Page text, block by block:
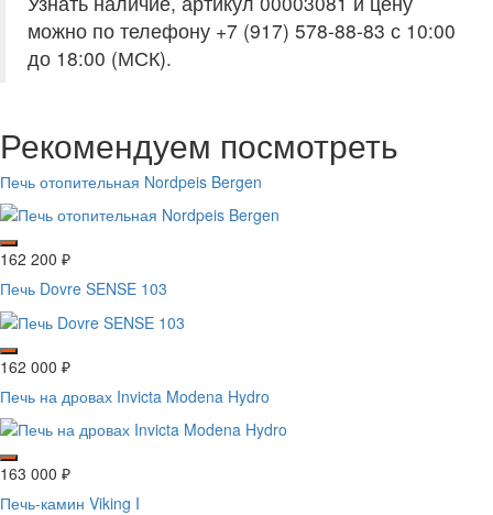
можно по телефону +7 (917) 578-88-83 с 10:00
до 18:00 (МСК).
Рекомендуем посмотреть
Печь отопительная Nordpeis Bergen
162 200 ₽
Печь Dovre SENSE 103
162 000 ₽
Печь на дровах Invicta Modena Hydro
163 000 ₽
Печь-камин Viking I